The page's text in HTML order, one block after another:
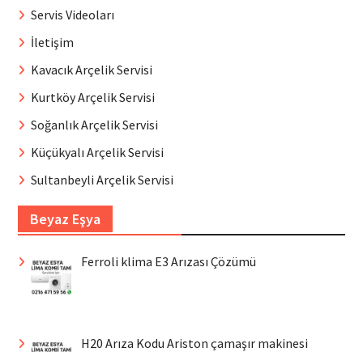
Servis Videoları
İletişim
Kavacık Arçelik Servisi
Kurtköy Arçelik Servisi
Soğanlık Arçelik Servisi
Küçükyalı Arçelik Servisi
Sultanbeyli Arçelik Servisi
Beyaz Eşya
Ferroli klima E3 Arızası Çözümü
H20 Arıza Kodu Ariston çamaşır makinesi